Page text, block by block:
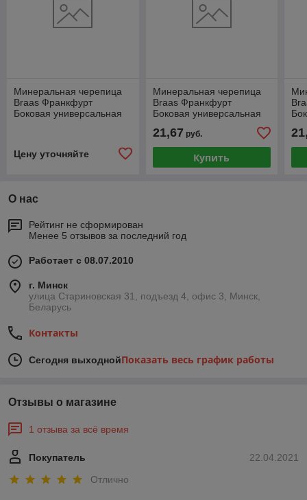
Минеральная черепица
Braas Франкфурт
Боковая универсальная
Цену уточняйте
Минеральная черепица
Braas Франкфурт
Боковая универсальная
21,67 руб.
Купить
О нас
Рейтинг не сформирован
Менее 5 отзывов за последний год
Работает с 08.07.2010
г. Минск
улица Стариновская 31, подъезд 4, офис 3, Минск,
Беларусь
Контакты
Сегодня выходнойПоказать весь график работы
Отзывы о магазине
1 отзыва за всё время
22.04.2021
Покупатель
Отлично